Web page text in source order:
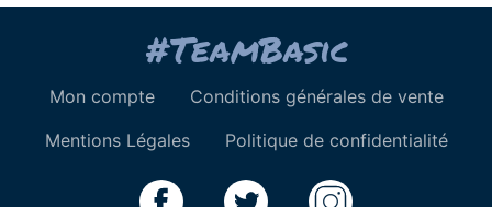
Mon compte
Conditions générales de vente
Mentions Légales
Politique de confidentialité